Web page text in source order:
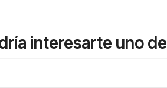
interesarte uno